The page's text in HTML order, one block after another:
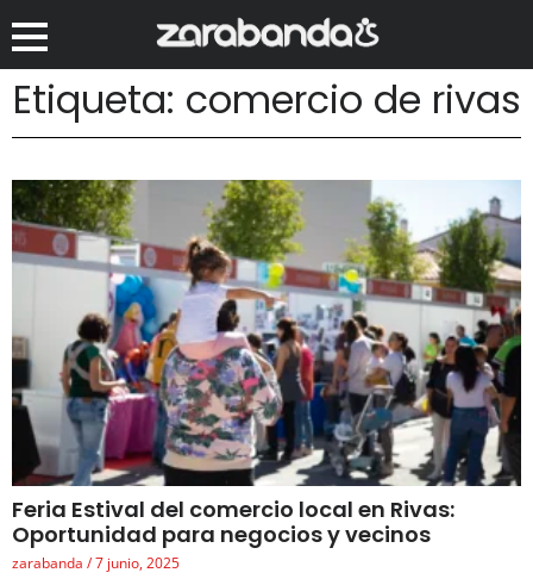
Etiqueta: comercio de rivas
Feria Estival del comercio local en Rivas:
Oportunidad para negocios y vecinos
zarabanda 7 junio, 2025